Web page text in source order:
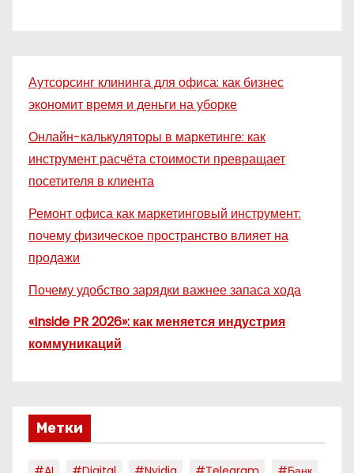
Аутсорсинг клининга для офиса: как бизнес
экономит время и деньги на уборке
Онлайн-калькуляторы в маркетинге: как
инструмент расчёта стоимости превращает
посетителя в клиента
Ремонт офиса как маркетинговый инструмент:
почему физическое пространство влияет на
продажи
Почему удобство зарядки важнее запаса хода
«Inside PR 2026»: как меняется индустрия
коммуникаций
Метки